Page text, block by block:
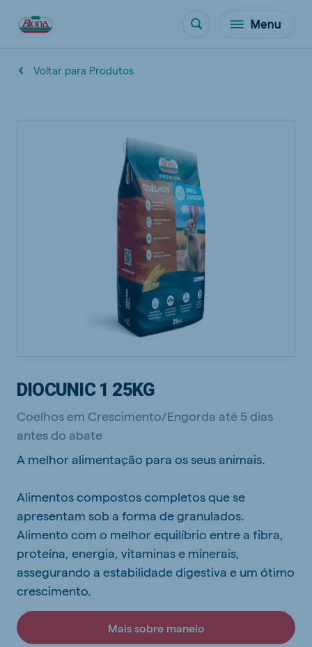
Menu
Voltar para Produtos
DIOCUNIC 1 25KG
Coelhos em Crescimento/Engorda até 5 dias
antes do abate
A melhor alimentação para os seus animais.
Alimentos compostos completos que se
apresentam sob a forma de granulados.
Alimento com o melhor equilíbrio entre a fibra,
proteína, energia, vitaminas e minerais,
assegurando a estabilidade digestiva e um ótimo
crescimento.
Mais sobre maneio